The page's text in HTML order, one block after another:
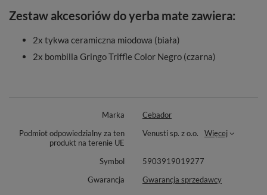
Zestaw akcesoriów do yerba mate zawiera:
2x tykwa ceramiczna miodowa (biała)
2x bombilla Gringo Triffle Color Negro (czarna)
Marka
Cebador
Podmiot odpowiedzialny za ten
produkt na terenie UE
Venusti sp. z o.o. Więcej
Symbol
5903919019277
Gwarancja
Gwarancja sprzedawcy